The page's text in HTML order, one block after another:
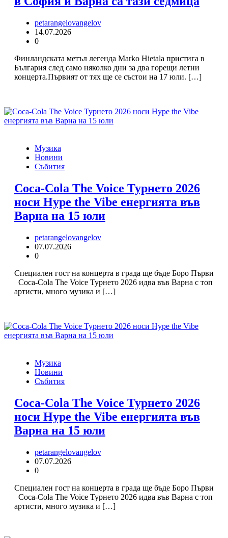
petarangelovangelov
14.07.2026
0
Финландската метъл легенда Marko Hietala пристига в
България след само няколко дни за два горещи летни
концерта.Първият от тях ще се състои на 17 юли. […]
Музика
Новини
Събития
Coca-Cola The Voice Турнето 2026
носи Hype the Vibe енергията във
Варна на 15 юли
petarangelovangelov
07.07.2026
0
Специален гост на концерта в града ще бъде Боро Първи
Coca-Cola The Voice Турнето 2026 идва във Варна с топ
артисти, много музика и […]
Музика
Новини
Събития
Coca-Cola The Voice Турнето 2026
носи Hype the Vibe енергията във
Варна на 15 юли
petarangelovangelov
07.07.2026
0
Специален гост на концерта в града ще бъде Боро Първи
Coca-Cola The Voice Турнето 2026 идва във Варна с топ
артисти, много музика и […]